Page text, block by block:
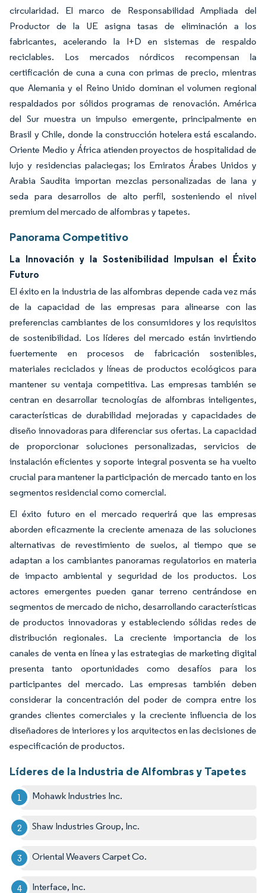
circularidad. El marco de Responsabilidad Ampliada del
Productor de la UE asigna tasas de eliminación a los
fabricantes, acelerando la I+D en sistemas de respaldo
reciclables. Los mercados nórdicos recompensan la
certificación de cuna a cuna con primas de precio, mientras
que Alemania y el Reino Unido dominan el volumen regional
respaldados por sólidos programas de renovación. América
del Sur muestra un impulso emergente, principalmente en
Brasil y Chile, donde la construcción hotelera está escalando.
Oriente Medio y África atienden proyectos de hospitalidad de
lujo y residencias palaciegas; los Emiratos Árabes Unidos y
Arabia Saudita importan mezclas personalizadas de lana y
seda para desarrollos de alto perfil, sosteniendo el nivel
premium del mercado de alfombras y tapetes.
Panorama Competitivo
La Innovación y la Sostenibilidad Impulsan el Éxito
Futuro
El éxito en la industria de las alfombras depende cada vez más
de la capacidad de las empresas para alinearse con las
preferencias cambiantes de los consumidores y los requisitos
de sostenibilidad. Los líderes del mercado están invirtiendo
fuertemente en procesos de fabricación sostenibles,
materiales reciclados y líneas de productos ecológicos para
mantener su ventaja competitiva. Las empresas también se
centran en desarrollar tecnologías de alfombras inteligentes,
características de durabilidad mejoradas y capacidades de
diseño innovadoras para diferenciar sus ofertas. La capacidad
de proporcionar soluciones personalizadas, servicios de
instalación eficientes y soporte integral posventa se ha vuelto
crucial para mantener la participación de mercado tanto en los
segmentos residencial como comercial.
El éxito futuro en el mercado requerirá que las empresas
aborden eficazmente la creciente amenaza de las soluciones
alternativas de revestimiento de suelos, al tiempo que se
adaptan a los cambiantes panoramas regulatorios en materia
de impacto ambiental y seguridad de los productos. Los
actores emergentes pueden ganar terreno centrándose en
segmentos de mercado de nicho, desarrollando características
de productos innovadoras y estableciendo sólidas redes de
distribución regionales. La creciente importancia de los
canales de venta en línea y las estrategias de marketing digital
presenta tanto oportunidades como desafíos para los
participantes del mercado. Las empresas también deben
considerar la concentración del poder de compra entre los
grandes clientes comerciales y la creciente influencia de los
diseñadores de interiores y los arquitectos en las decisiones de
especificación de productos.
Líderes de la Industria de Alfombras y Tapetes
Mohawk Industries Inc.
Shaw Industries Group, Inc.
Oriental Weavers Carpet Co.
Interface, Inc.